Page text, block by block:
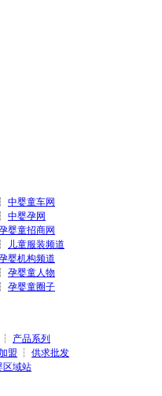
┆ 中婴童车网
┆ 中婴孕网
婴童招商网
┆
儿童服装频道
婴机构频道
┆ 孕婴童人物
┆ 孕婴童圈子
┆ 产品系列
盟 ┆ 供求批发
区域站